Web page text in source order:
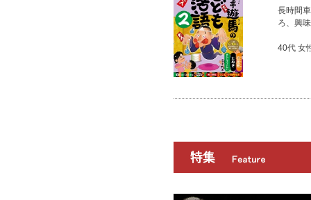
長時間
ろ、興
40代 女